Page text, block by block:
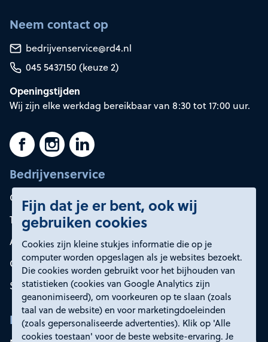
Fijn dat je er bent, ook wij
gebruiken cookies
Cookies zijn kleine stukjes informatie die op je
computer worden opgeslagen als je websites bezoekt.
Die cookies worden gebruikt voor het bijhouden van
statistieken (cookies van Google Analytics zijn
geanonimiseerd), om voorkeuren op te slaan (zoals
taal van de website) en voor marketingdoeleinden
(zoals gepersonaliseerde advertenties). Klik op 'Alle
cookies toestaan' voor de beste website-ervaring. Je
Neem contact op
bedrijvenservice@rd4.nl
045 5437150 (keuze 2)
Openingstijden
Wij zijn elke werkdag bereikbaar van 8:30 tot 17:00 uur.
Bedrijvenservice
Container huren
Tarieven
Afvalsoorten
Onze oplossingen
Service en contact
Rd4